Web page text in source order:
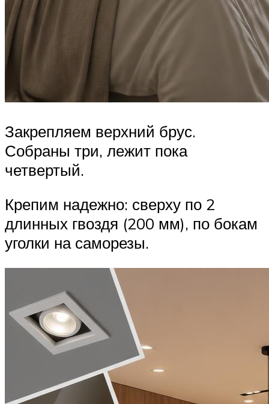
Закрепляем верхний брус.
Собраны три, лежит пока
четвертый.
Крепим надежно: сверху по 2
длинных гвоздя (200 мм), по бокам
уголки на саморезы.